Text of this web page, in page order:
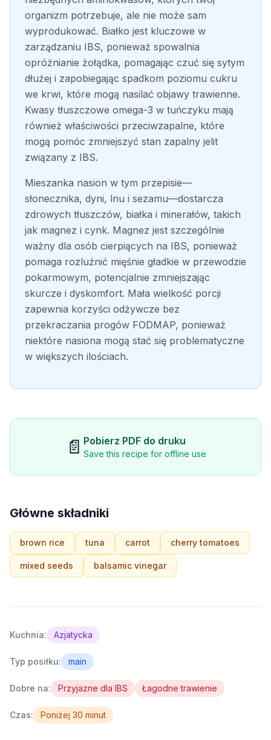
organizm potrzebuje, ale nie może sam
wyprodukować. Białko jest kluczowe w
zarządzaniu IBS, ponieważ spowalnia
opróżnianie żołądka, pomagając czuć się sytym
dłużej i zapobiegając spadkom poziomu cukru
we krwi, które mogą nasilać objawy trawienne.
Kwasy tłuszczowe omega-3 w tuńczyku mają
również właściwości przeciwzapalne, które
mogą pomóc zmniejszyć stan zapalny jelit
związany z IBS.
Mieszanka nasion w tym przepisie—
słonecznika, dyni, lnu i sezamu—dostarcza
zdrowych tłuszczów, białka i minerałów, takich
jak magnez i cynk. Magnez jest szczególnie
ważny dla osób cierpiących na IBS, ponieważ
pomaga rozluźnić mięśnie gładkie w przewodzie
pokarmowym, potencjalnie zmniejszając
skurcze i dyskomfort. Mała wielkość porcji
zapewnia korzyści odżywcze bez
przekraczania progów FODMAP, ponieważ
niektóre nasiona mogą stać się problematyczne
w większych ilościach.
📄 Pobierz PDF do druku
Save this recipe for offline use
Główne składniki
brown rice tuna carrot cherry tomatoes
mixed seeds balsamic vinegar
Kuchnia: Azjatycka
Typ posiłku: main
Dobre na: Przyjazne dla IBS Łagodne trawienie
Czas: Poniżej 30 minut